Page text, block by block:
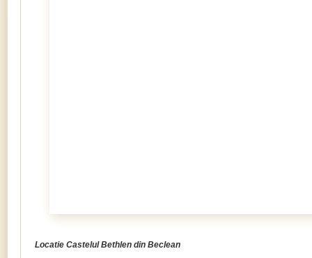
Locatie Castelul Bethlen din Beclean